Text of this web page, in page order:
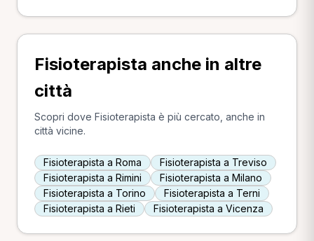
Fisioterapista anche in altre
città
Scopri dove Fisioterapista è più cercato, anche in
città vicine.
Fisioterapista a Roma
Fisioterapista a Treviso
Fisioterapista a Rimini
Fisioterapista a Milano
Fisioterapista a Torino
Fisioterapista a Terni
Fisioterapista a Rieti
Fisioterapista a Vicenza